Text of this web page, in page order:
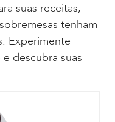
suas receitas,
tenham
Experimente
descubra suas